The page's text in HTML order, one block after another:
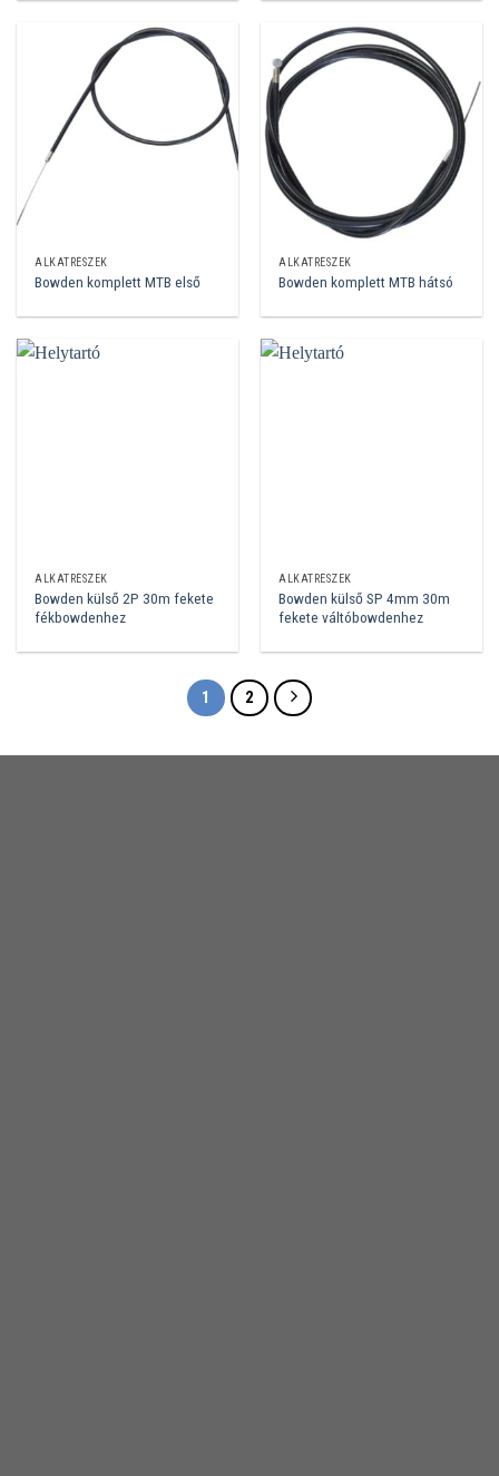
ALKATRÉSZEK
Bowden komplett MTB első
ALKATRÉSZEK
Bowden komplett MTB hátsó
ALKATRÉSZEK
Bowden külső 2P 30m fekete
fékbowdenhez
ALKATRÉSZEK
Bowden külső SP 4mm 30m
fekete váltóbowdenhez
1 2